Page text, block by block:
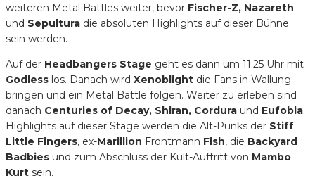
weiteren Metal Battles weiter, bevor Fischer-Z, Nazareth
und Sepultura die absoluten Highlights auf dieser Bühne
sein werden.
Auf der Headbangers Stage geht es dann um 11:25 Uhr mit
Godless los. Danach wird Xenoblight die Fans in Wallung
bringen und ein Metal Battle folgen. Weiter zu erleben sind
danach Centuries of Decay, Shiran, Cordura und Eufobia.
Highlights auf dieser Stage werden die Alt-Punks der Stiff
Little Fingers, ex-Marillion Frontmann Fish, die Backyard
Badbies und zum Abschluss der Kult-Auftritt von Mambo
Kurt sein.